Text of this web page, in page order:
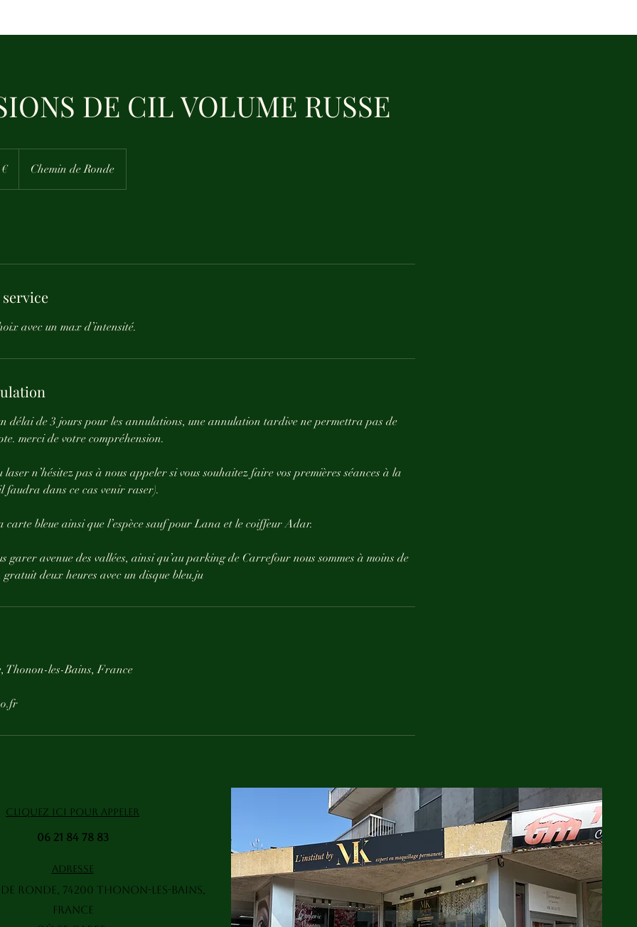
DE CIL VOLUME RUSSE
Chemin de Ronde
avec un max d’intensité.
délai de 3 jours pour les annulations, une annulation tardive ne permettra pas de
merci de votre compréhension.
n’hésitez pas à nous appeler si vous souhaitez faire vos premières séances à la
faudra dans ce cas venir raser).
carte bleue ainsi que l’espèce sauf pour Lana et le coiffeur Adar.
garer avenue des vallées, ainsi qu’au parking de Carrefour nous sommes à moins de
deux heures avec un disque bleu.ju
Thonon-les-Bains, France
CLIQUEZ ICI POUR APPELER
06 21 84 78 83
ADRESSE
de Ronde, 74200 Thonon-les-Bains,
France